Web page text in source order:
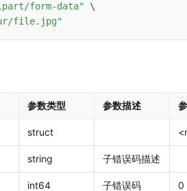
form-data"
\
file.jpg"
参数类型 参数描述
struct
string 子错误码描述
int64 子错误码 0